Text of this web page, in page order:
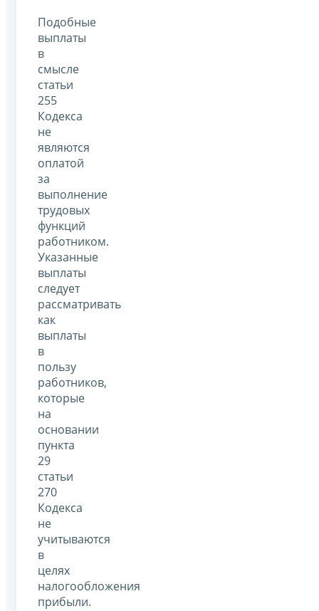
Подобные
выплаты
в
смысле
статьи
255
Кодекса
не
являются
оплатой
за
выполнение
трудовых
функций
работником.
Указанные
выплаты
следует
рассматривать
как
выплаты
в
пользу
работников,
которые
на
основании
пункта
29
статьи
270
Кодекса
не
учитываются
в
целях
налогообложения
прибыли.